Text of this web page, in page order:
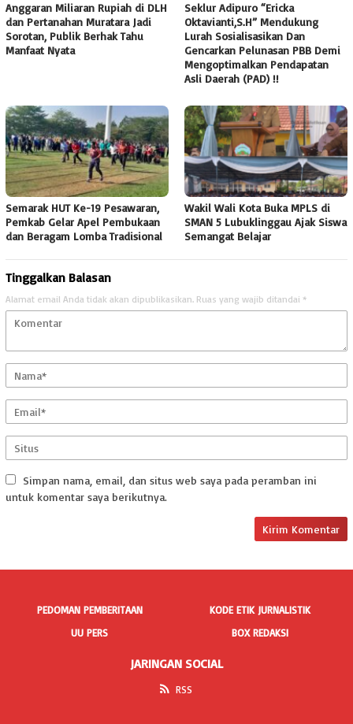
Anggaran Miliaran Rupiah di DLH
dan Pertanahan Muratara Jadi
Sorotan, Publik Berhak Tahu
Manfaat Nyata
Seklur Adipuro “Ericka
Oktavianti,S.H” Mendukung
Lurah Sosialisasikan Dan
Gencarkan Pelunasan PBB Demi
Mengoptimalkan Pendapatan
Asli Daerah (PAD) !!
Semarak HUT Ke-19 Pesawaran,
Pemkab Gelar Apel Pembukaan
dan Beragam Lomba Tradisional
Wakil Wali Kota Buka MPLS di
SMAN 5 Lubuklinggau Ajak Siswa
Semangat Belajar
Tinggalkan Balasan
Alamat email Anda tidak akan dipublikasikan. Ruas yang wajib ditandai *
Simpan nama, email, dan situs web saya pada peramban ini
untuk komentar saya berikutnya.
PEDOMAN PEMBERITAAN
KODE ETIK JURNALISTIK
UU PERS
BOX REDAKSI
JARINGAN SOCIAL
RSS